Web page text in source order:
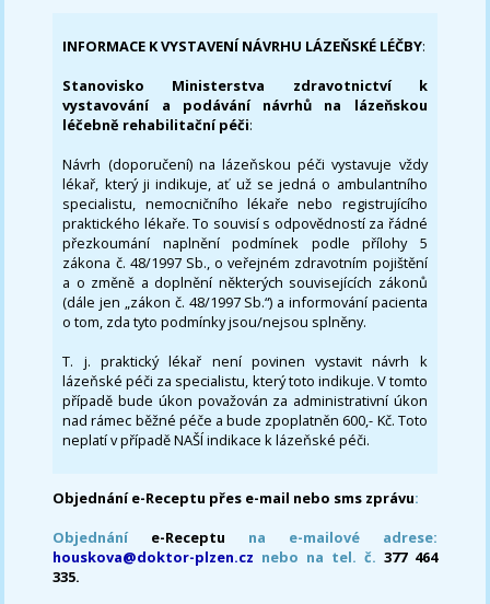
INFORMACE K VYSTAVENÍ NÁVRHU LÁZEŇSKÉ LÉČBY:
Stanovisko Ministerstva zdravotnictví k
vystavování a podávání návrhů na lázeňskou
léčebně rehabilitační péči:
Návrh (doporučení) na lázeňskou péči vystavuje vždy
lékař, který ji indikuje, ať už se jedná o ambulantního
specialistu, nemocničního lékaře nebo registrujícího
praktického lékaře. To souvisí s odpovědností za řádné
přezkoumání naplnění podmínek podle přílohy 5
zákona č. 48/1997 Sb., o veřejném zdravotním pojištění
a o změně a doplnění některých souvisejících zákonů
(dále jen „zákon č. 48/1997 Sb.“) a informování pacienta
o tom, zda tyto podmínky jsou/nejsou splněny.
T. j. praktický lékař není povinen vystavit návrh k
lázeňské péči za specialistu, který toto indikuje. V tomto
případě bude úkon považován za administrativní úkon
nad rámec běžné péče a bude zpoplatněn 600,- Kč. Toto
neplatí v případě NAŠÍ indikace k lázeňské péči.
Objednání e-Receptu přes e-mail nebo sms zprávu:
Objednání e-Receptu na e-mailové adrese:
houskova@doktor-plzen.cz nebo na tel. č. 377 464
335.